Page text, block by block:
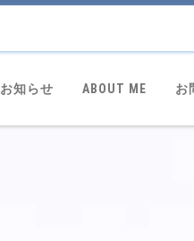
お知らせ ABOUT ME お